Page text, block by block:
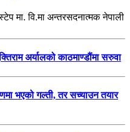
मा. वि.मा अन्तरसदनात्मक नेपाली
अर्यालको काठमाण्डौंमा सरुवा
भएको गल्ती, तर सच्याउन तयार